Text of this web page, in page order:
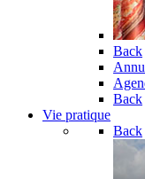
Back
Back
Vie pratique
Back